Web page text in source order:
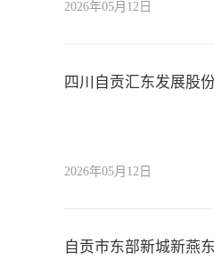
2026年05月12日
四川自贡汇东发展股
2026年05月12日
自贡市东部新城新燕